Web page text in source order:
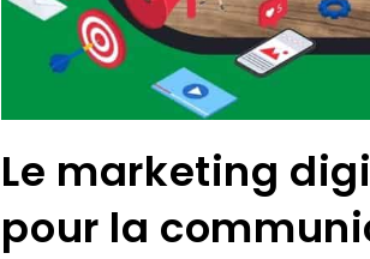
Le marketing
pour la